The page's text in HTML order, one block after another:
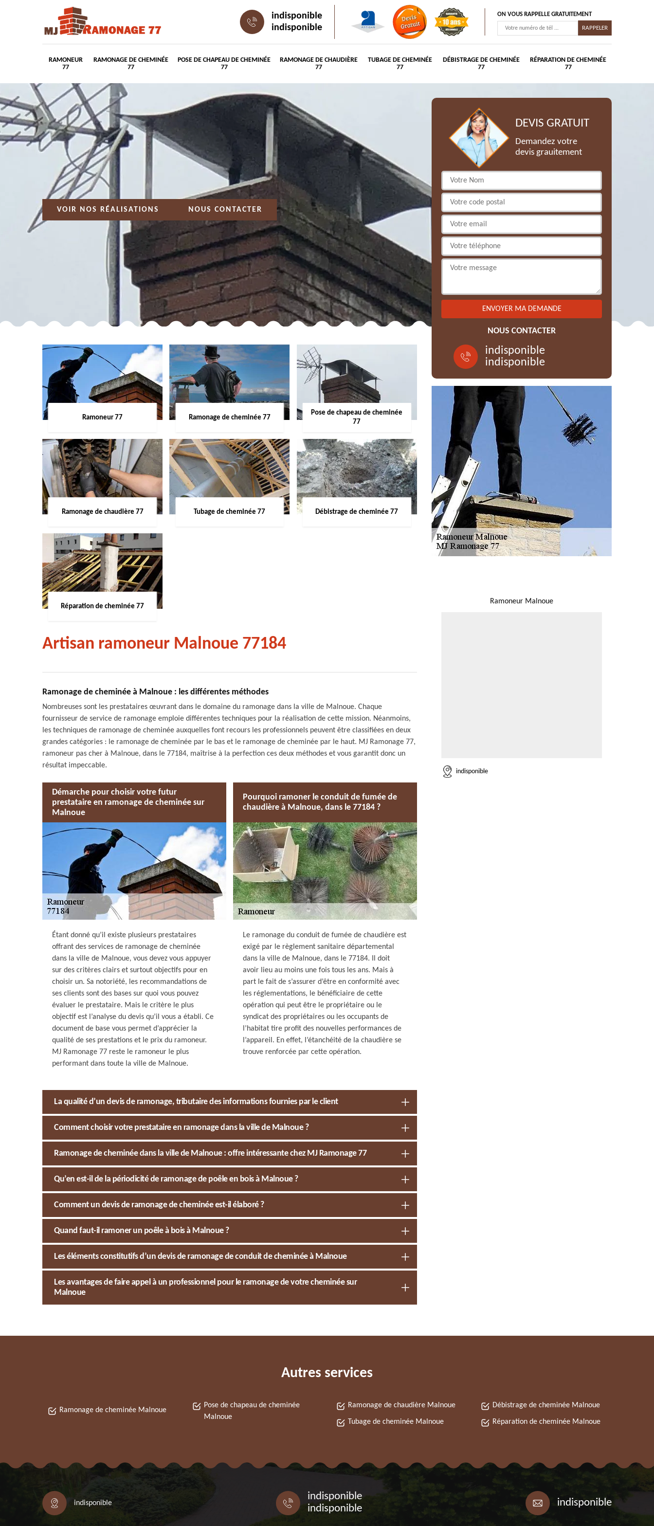
indisponible
indisponible
ON VOUS RAPPELLE GRATUITEMENT
RAMONEUR
77
RAMONAGE DE CHEMINÉE
77
POSE DE CHAPEAU DE CHEMINÉE
77
RAMONAGE DE CHAUDIÈRE
77
TUBAGE DE CHEMINÉE
77
DÉBISTRAGE DE CHEMINÉE
77
RÉPARATION DE CHEMINÉE
77
VOIR NOS RÉALISATIONS NOUS CONTACTER
Ramoneur 77 Ramonage de cheminée 77
Pose de chapeau de cheminée
77
Ramonage de chaudière 77 Tubage de cheminée 77 Débistrage de cheminée 77
Réparation de cheminée 77
Artisan ramoneur Malnoue 77184
Ramonage de cheminée à Malnoue : les différentes méthodes
Nombreuses sont les prestataires œuvrant dans le domaine du ramonage dans la ville de Malnoue. Chaque
fournisseur de service de ramonage emploie différentes techniques pour la réalisation de cette mission. Néanmoins,
les techniques de ramonage de cheminée auxquelles font recours les professionnels peuvent être classifiées en deux
grandes catégories : le ramonage de cheminée par le bas et le ramonage de cheminée par le haut. MJ Ramonage 77,
ramoneur pas cher à Malnoue, dans le 77184, maîtrise à la perfection ces deux méthodes et vous garantit donc un
résultat impeccable.
Démarche pour choisir votre futur
prestataire en ramonage de cheminée sur
Malnoue
Étant donné qu’il existe plusieurs prestataires
offrant des services de ramonage de cheminée
dans la ville de Malnoue, vous devez vous appuyer
sur des critères clairs et surtout objectifs pour en
choisir un. Sa notoriété, les recommandations de
ses clients sont des bases sur quoi vous pouvez
évaluer le prestataire. Mais le critère le plus
objectif est l’analyse du devis qu’il vous a établi. Ce
document de base vous permet d’apprécier la
qualité de ses prestations et le prix du ramoneur.
MJ Ramonage 77 reste le ramoneur le plus
performant dans toute la ville de Malnoue.
Pourquoi ramoner le conduit de fumée de
chaudière à Malnoue, dans le 77184 ?
Le ramonage du conduit de fumée de chaudière est
exigé par le règlement sanitaire départemental
dans la ville de Malnoue, dans le 77184. Il doit
avoir lieu au moins une fois tous les ans. Mais à
part le fait de s’assurer d’être en conformité avec
les réglementations, le bénéficiaire de cette
opération qui peut être le propriétaire ou le
syndicat des propriétaires ou les occupants de
l’habitat tire profit des nouvelles performances de
l’appareil. En effet, l’étanchéité de la chaudière se
trouve renforcée par cette opération.
La qualité d’un devis de ramonage, tributaire des informations fournies par le client
Comment choisir votre prestataire en ramonage dans la ville de Malnoue ?
Ramonage de cheminée dans la ville de Malnoue : offre intéressante chez MJ Ramonage 77
Qu’en est-il de la périodicité de ramonage de poêle en bois à Malnoue ?
Comment un devis de ramonage de cheminée est-il élaboré ?
Quand faut-il ramoner un poêle à bois à Malnoue ?
Les éléments constitutifs d’un devis de ramonage de conduit de cheminée à Malnoue
Les avantages de faire appel à un professionnel pour le ramonage de votre cheminée sur
Malnoue
DEVIS GRATUIT
Demandez votre
devis grauitement
NOUS CONTACTER
indisponible
indisponible
Ramoneur Malnoue
indisponible
Autres services
Ramonage de cheminée Malnoue
Pose de chapeau de cheminée
Malnoue
Ramonage de chaudière Malnoue
Tubage de cheminée Malnoue
Débistrage de cheminée Malnoue
Réparation de cheminée Malnoue
indisponible
indisponible
indisponible
indisponible